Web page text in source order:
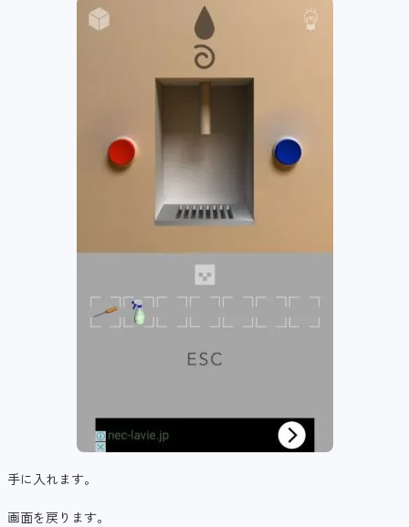
手に入れます。
画面を戻ります。